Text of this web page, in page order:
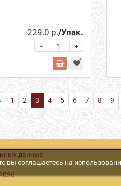
229.0 р./Упак.
+
-
1 2 3 4 5 6 7 8 9
данных
вы соглашаетесь на